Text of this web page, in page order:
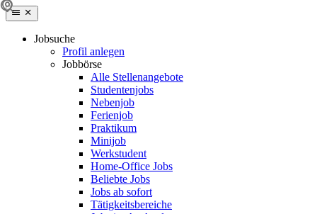
Jobsuche
Profil anlegen
Jobbörse
Alle Stellenangebote
Studentenjobs
Nebenjob
Ferienjob
Praktikum
Minijob
Werkstudent
Home-Office Jobs
Beliebte Jobs
Jobs ab sofort
Tätigkeitsbereiche